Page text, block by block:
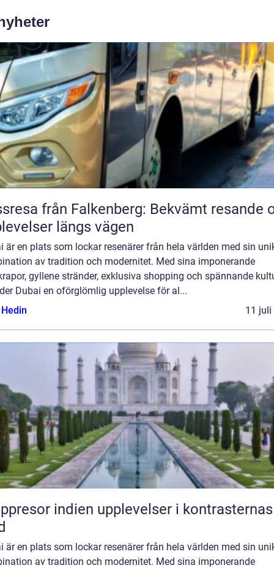
från Falkenberg: Bekvämt resande
längs vägen
är en plats som lockar resenärer från hela världen med sin
av tradition och modernitet. Med sina imponerande
gyllene stränder, exklusiva shopping och spännande
Dubai en oförglömlig upplevelse för al...
11 juli
indien upplevelser i kontrasternas
är en plats som lockar resenärer från hela världen med sin
av tradition och modernitet. Med sina imponerande